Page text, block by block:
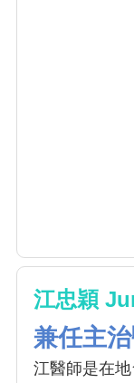
江忠穎
兼任主
江醫師是在